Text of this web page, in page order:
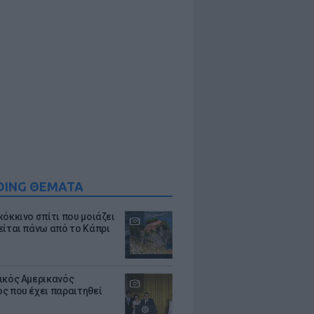
ΘΕΜΑΤΑ
σπίτι που μοιάζει
πάνω από το Κάπρι
Αμερικανός
που έχει παραιτηθεί